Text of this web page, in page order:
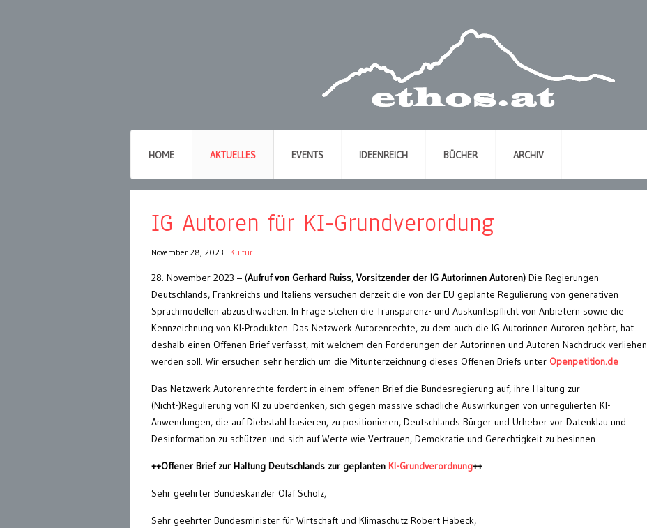
HOME AKTUELLES EVENTS IDEENREICH BÜCHER ARCHIV
IG Autoren für KI-Grundverordung
November 28, 2023 Kultur
28. November 2023 – (Aufruf von Gerhard Ruiss, Vorsitzender der IG Autorinnen Autoren) Die Regierungen
Deutschlands, Frankreichs und Italiens versuchen derzeit die von der EU geplante Regulierung von generativen
Sprachmodellen abzuschwächen. In Frage stehen die Transparenz- und Auskunftspflicht von Anbietern sowie die
Kennzeichnung von KI-Produkten. Das Netzwerk Autorenrechte, zu dem auch die IG Autorinnen Autoren gehört, hat
deshalb einen Offenen Brief verfasst, mit welchem den Forderungen der Autorinnen und Autoren Nachdruck verliehen
werden soll. Wir ersuchen sehr herzlich um die Mitunterzeichnung dieses Offenen Briefs unter Openpetition.de
Das Netzwerk Autorenrechte fordert in einem offenen Brief die Bundesregierung auf, ihre Haltung zur
(Nicht-)Regulierung von KI zu überdenken, sich gegen massive schädliche Auswirkungen von unregulierten KI-
Anwendungen, die auf Diebstahl basieren, zu positionieren, Deutschlands Bürger und Urheber vor Datenklau und
Desinformation zu schützen und sich auf Werte wie Vertrauen, Demokratie und Gerechtigkeit zu besinnen.
++Offener Brief zur Haltung Deutschlands zur geplanten KI-Grundverordnung++
Sehr geehrter Bundeskanzler Olaf Scholz,
Sehr geehrter Bundesminister für Wirtschaft und Klimaschutz Robert Habeck,